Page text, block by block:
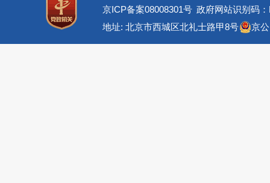
京ICP备案08008301号 政府网站识别码
地址: 北京市西城区北礼士路甲8号
京